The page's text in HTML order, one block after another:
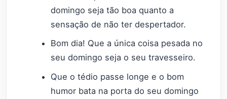
domingo seja tão boa quanto a
sensação de não ter despertador.
Bom dia! Que a única coisa pesada no
seu domingo seja o seu travesseiro.
Que o tédio passe longe e o bom
humor bata na porta do seu domingo